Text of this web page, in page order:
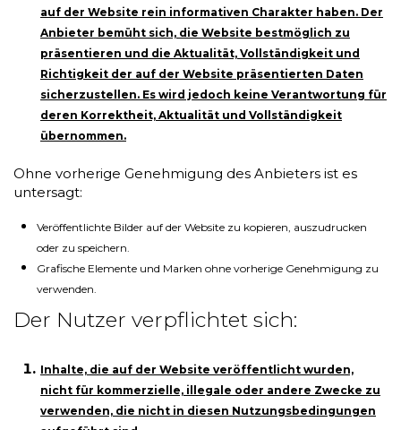
auf der Website rein informativen Charakter haben. Der
Anbieter bemüht sich, die Website bestmöglich zu
präsentieren und die Aktualität, Vollständigkeit und
Richtigkeit der auf der Website präsentierten Daten
sicherzustellen. Es wird jedoch keine Verantwortung für
deren Korrektheit, Aktualität und Vollständigkeit
übernommen.
Ohne vorherige Genehmigung des Anbieters ist es
untersagt:
Veröffentlichte Bilder auf der Website zu kopieren, auszudrucken
oder zu speichern.
Grafische Elemente und Marken ohne vorherige Genehmigung zu
verwenden.
Der Nutzer verpflichtet sich:
Inhalte, die auf der Website veröffentlicht wurden,
nicht für kommerzielle, illegale oder andere Zwecke zu
verwenden, die nicht in diesen Nutzungsbedingungen